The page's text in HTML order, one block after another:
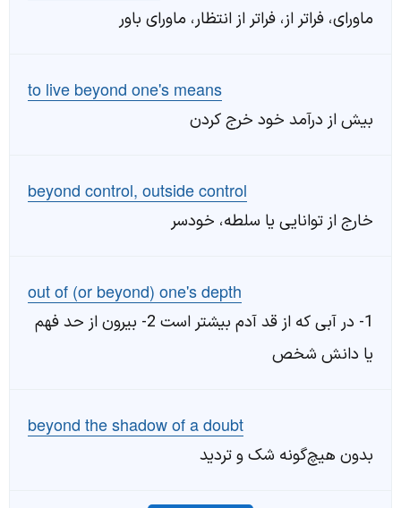
ماورای، فراتر از، فراتر از انتظار، ماورای باور
to live beyond one's means
بیش از درآمد خود خرج کردن
beyond control, outside control
خارج از توانایی یا سلطه، خودسر
out of (or beyond) one's depth
1- در آبی که از قد آدم بیشتر است 2- بیرون از حد فهم
یا دانش شخص
beyond the shadow of a doubt
بدون هیچ‌گونه شک و تردید